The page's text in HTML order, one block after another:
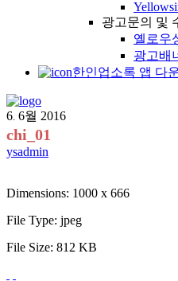
광고문의 및
옐로우
광고배
한인업소록 앱 다
6. 6월 2016
chi_01
ysadmin
Dimensions: 1000 x 666
File Type: jpeg
File Size: 812 KB